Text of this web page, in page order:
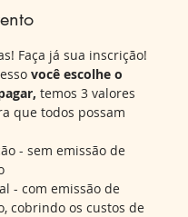
Faça já sua inscrição!
você escolhe o
temos 3 valores
que todos possam
- sem emissão de
- com emissão de
cobrindo os custos de